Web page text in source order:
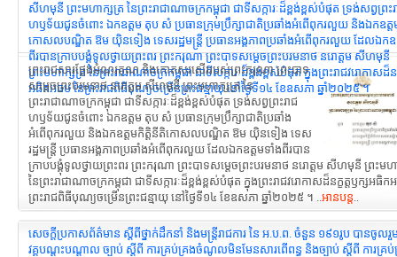
សីហមុនី ព្រះមហាក្សត្រ នៃព្រះរាជាណាចក្រកម្ពុជា ជាទីសក្ការៈដ៏ខ្ពង់ខ្ពស់បំផុត ទ្រង់សព្វព្រះ
ហឫទ័យជូនចំពោះ ឯកឧត្តម តុប សំ ប្រធានក្រុមប្រឹក្សាជាតិប្រឆាំងអំពើពុករលួយ និងឯកឧត្ត
កោសលបណ្ឌិត ឱម យ៉ិនទៀង ទេសរដ្ឋមន្រ្ដី ប្រធានអង្គភាពប្រឆាំងអំពើពុករលួយ ដែលឯកឧ
ពីរបានក្រាបបង្គុំទូលថ្វាយព្រះពរ ព្រះករុណា ព្រះបាទសម្ដេចព្រះបរមនាថ នរោត្តម សីហមុនី
ព្រះមហាក្សត្រ នៃព្រះរាជាណាចក្រកម្ពុជា ជាទីសក្ការៈដ៏ខ្ពង់ខ្ពស់បំផុត ក្នុងព្រះរាជវរោកាសដ៏ន
អធិកអធម នៃព្រះរាជពិធីបុណ្យចម្រើនព្រះជន្មាយុ នៅថ្ងៃទី១៤ ខែឧសភា ឆ្នាំ២០២៥ ។
ព្រះរាជសារថ្លែងអំណរគុណ និងកោតសរសើររបស់ព្រះករុណា ព្រះបាទ
សម្ដេចព្រះបរមនាថ នរោត្តម សីហមុនី ព្រះមហាក្សត្រ នៃ
ព្រះរាជាណាចក្រកម្ពុជា ជាទីសក្ការៈដ៏ខ្ពង់ខ្ពស់បំផុត ទ្រង់សព្វព្រះរាជ
ហឫទ័យជូនចំពោះ ឯកឧត្តម តុប សំ ប្រធានក្រុមប្រឹក្សាជាតិប្រឆាំង
អំពើពុករលួយ និងឯកឧត្តមកិតិ្ដនីតិកោសលបណ្ឌិត ឱម យ៉ិនទៀង ទេស
រដ្ឋមន្រ្ដី ប្រធានអង្គភាពប្រឆាំងអំពើពុករលួយ ដែលឯកឧត្តមទាំងពីរបាន
ក្រាបបង្គុំទូលថ្វាយព្រះពរ ព្រះករុណា ព្រះបាទសម្ដេចព្រះបរមនាថ នរោត្តម សីហមុនី ព្រះមហ
នៃព្រះរាជាណាចក្រកម្ពុជា ជាទីសក្ការៈដ៏ខ្ពង់ខ្ពស់បំផុត ក្នុងព្រះរាជវរោកាសដ៏នក្ខត្តឫក្សអធិក
ព្រះរាជពិធីបុណ្យចម្រើនព្រះជន្មាយុ នៅថ្ងៃទី១៤ ខែឧសភា ឆ្នាំ២០២៥ ។ ..អានបន្ត..
សេចក្តីប្រកាសព័ត៌មាន ស្តីពីថ្នាក់ដឹកនាំ និងមន្ត្រីរាជការ នៃ អ.ប.ព. ចំនួន ១៩១រូប បានចូលរួ
វគ្គបណ្តុះបណ្តាល ច្បាប់ ស្តីពី ការគ្រប់គ្រងចំណូលមិនមែនសារពើពន្ធ និងច្បាប់ ស្តីពី ការគ្រប់